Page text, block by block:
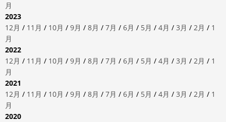
月
2023
12月 / 11月 / 10月 / 9月 / 8月 / 7月 / 6月 / 5月 / 4月 / 3月 / 2月 / 1
月
2022
12月 / 11月 / 10月 / 9月 / 8月 / 7月 / 6月 / 5月 / 4月 / 3月 / 2月 / 1
月
2021
12月 / 11月 / 10月 / 9月 / 8月 / 7月 / 6月 / 5月 / 4月 / 3月 / 2月 / 1
月
2020